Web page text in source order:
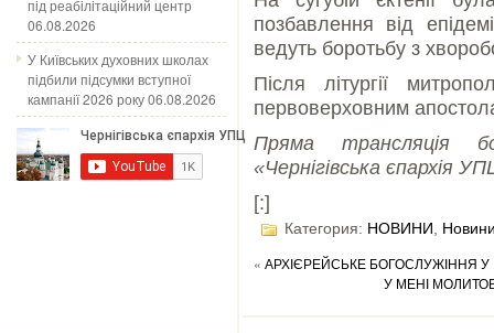
під реабілітаційний центр
06.08.2026
У Київських духовних школах
підбили підсумки вступної
кампанії 2026 року06.08.2026
позбавлення від
ведуть боротьбу з
Після літургії
первоверховним
Пряма трансляція
«Чернігівська єпархія
[:]
Категория: НОВИНИ
« АРХІЄРЕЙСЬКЕ БОГОСЛУЖІННЯ
У МЕНІ